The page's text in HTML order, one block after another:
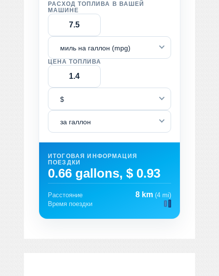
РАСХОД ТОПЛИВА В ВАШЕЙ
МАШИНЕ
миль на галлон (mpg)
ЦЕНА ТОПЛИВА
$
за галлон
ИТОГОВАЯ ИНФОРМАЦИЯ
ПОЕЗДКИ
0.66 gallons, $ 0.93
Расстояние 8 km (4 mi)
Время поездки